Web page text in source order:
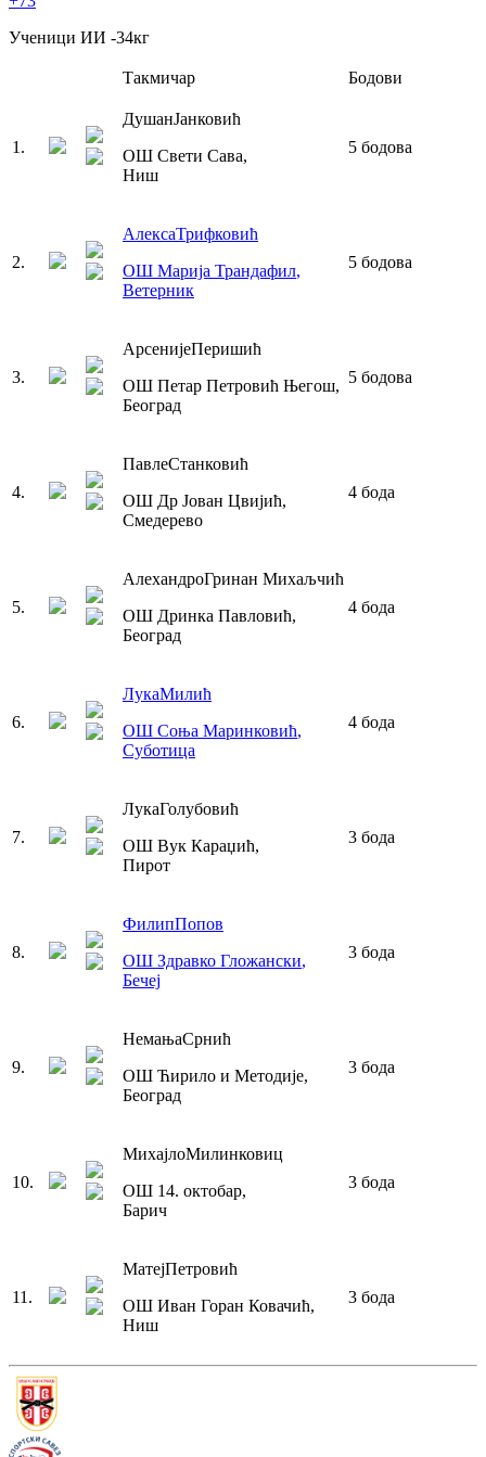
Ученици ИИ -34кг
Такмичар Бодови
1 .
ДушанЈанковић
ОШ Свети Сава,
Ниш
5 бодова
2.
АлексаТрифковић
ОШ Марија Трандафил,
Ветерник
5 бодова
3.
АрсенијеПеришић
ОШ Петар Петровић Његош,
Београд
5 бодова
4.
ПавлеСтанковић
ОШ Др Јован Цвијић,
Смедерево
4 бода
5.
АлехандроГринан Михаљчић
ОШ Дринка Павловић,
Београд
4 бода
6.
ЛукаМилић
ОШ Соња Маринковић,
Суботица
4 бода
7.
ЛукаГолубовић
ОШ Вук Караџић,
Пирот
3 бода
8.
ФилипПопов
ОШ Здравко Гложански,
Бечеј
3 бода
9.
НемањаСрнић
ОШ Ћирило и Методије,
Београд
3 бода
10.
МихајлоМилинковиц
ОШ 14. октобар,
Барич
3 бода
11 .
МатејПетровић
ОШ Иван Горан Ковачић,
Ниш
3 бода